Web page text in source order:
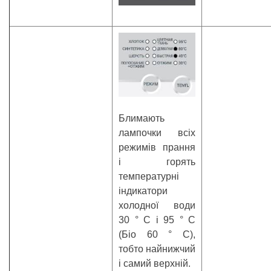
Блимають
лампочки всіх
режимів прання
і горять
температурні
індикатори
холодної води
30 ° С і 95 ° С
(Біо 60 ° С),
тобто найнижчий
і самий верхній.